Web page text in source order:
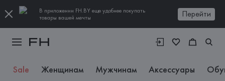
В приложении FH.BY еще удобнее покупать
товары вашей мечты
Перейти
Sale Женщинам Мужчинам Аксессуары